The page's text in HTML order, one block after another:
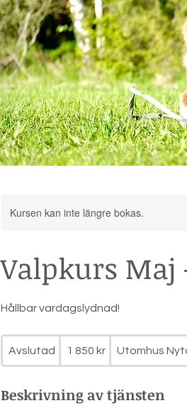
Kursen kan inte längre bokas.
Valpkurs Maj
Hållbar vardagslydnad!
Avslutad
v
l
svenska
kronor
1 850 kr Utomhus
Beskrivning av tjänsten